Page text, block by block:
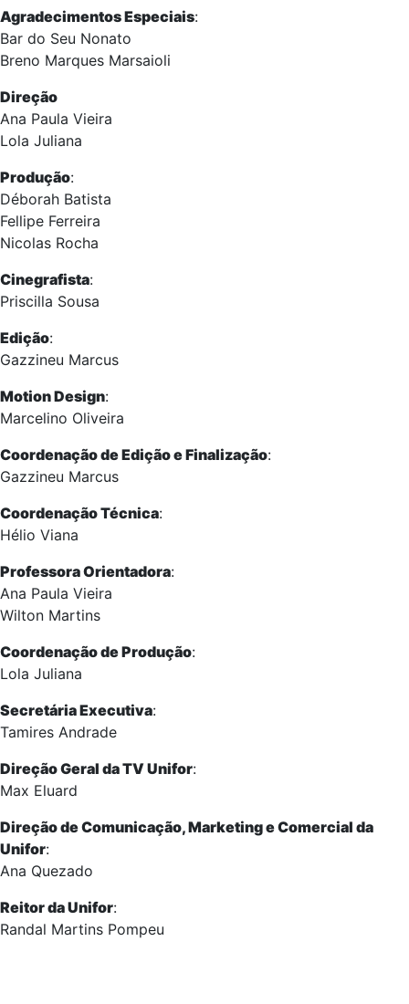
Agradecimentos Especiais:
Bar do Seu Nonato
Breno Marques Marsaioli
Direção
Ana Paula Vieira
Lola Juliana
Produção:
Déborah Batista
Fellipe Ferreira
Nicolas Rocha
Cinegrafista:
Priscilla Sousa
Edição:
Gazzineu Marcus
Motion Design:
Marcelino Oliveira
Coordenação de Edição e Finalização:
Gazzineu Marcus
Coordenação Técnica:
Hélio Viana
Professora Orientadora:
Ana Paula Vieira
Wilton Martins
Coordenação de Produção:
Lola Juliana
Secretária Executiva:
Tamires Andrade
Direção Geral da TV Unifor:
Max Eluard
Direção de Comunicação, Marketing e Comercial da
Unifor:
Ana Quezado
Reitor da Unifor:
Randal Martins Pompeu